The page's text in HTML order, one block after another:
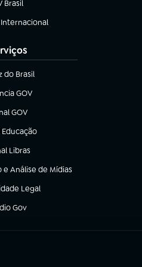
Brasilem nova aba)
Internacional
nova aba)
do Brasil
nova aba)
GOV
em nova aba)
GOV
em nova aba)
Educação
nova aba)
Libras
em nova aba)
Análise de Mídias
Legal
nova aba)
Gov
em nova aba)